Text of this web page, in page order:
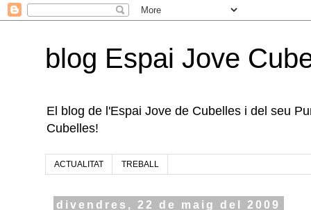
blog Espai Jove
El blog de l'Espai Jove de Cubelles i del seu
Cubelles!
ACTUALITAT TREBALL
divendres, 22 de maig del 2009